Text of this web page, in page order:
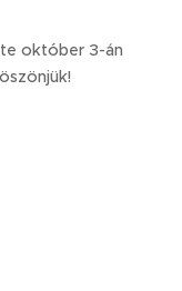
október 3-án